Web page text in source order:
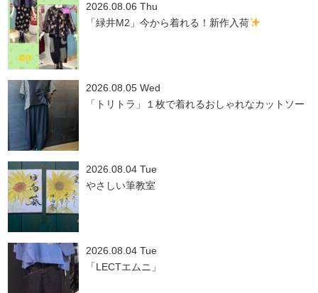
2026.08.06 Thu
「緑井M2」今から着れる！新作入荷
2026.08.05 Wed
「トリトラ」１枚で着れるおしゃれなカットソー
2026.08.04 Tue
やさしい筆教室
2026.08.04 Tue
「LECTエムニ」